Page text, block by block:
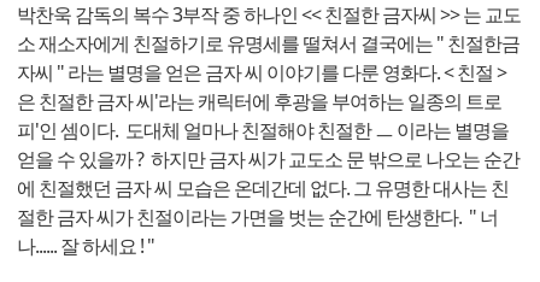
박찬욱 감독의 복수 3부작 중 하나인 << 친절한 금자씨 >> 는 교도
소 재소자에게 친절하기로 유명세를 떨쳐서 결국에는 " 친절한금
자씨 " 라는 별명을 얻은 금자 씨 이야기를 다룬 영화다. < 친절 >
은 친절한 금자 씨'라는 캐릭터에 후광을 부여하는 일종의 트로
피'인 셈이다. 도대체 얼마나 친절해야 친절한 ㅡ 이라는 별명을
얻을 수 있을까 ? 하지만 금자 씨가 교도소 문 밖으로 나오는 순간
에 친절했던 금자 씨 모습은 온데간데 없다. 그 유명한 대사는 친
절한 금자 씨가 친절이라는 가면을 벗는 순간에 탄생한다. " 너
나...... 잘 하세요 ! "